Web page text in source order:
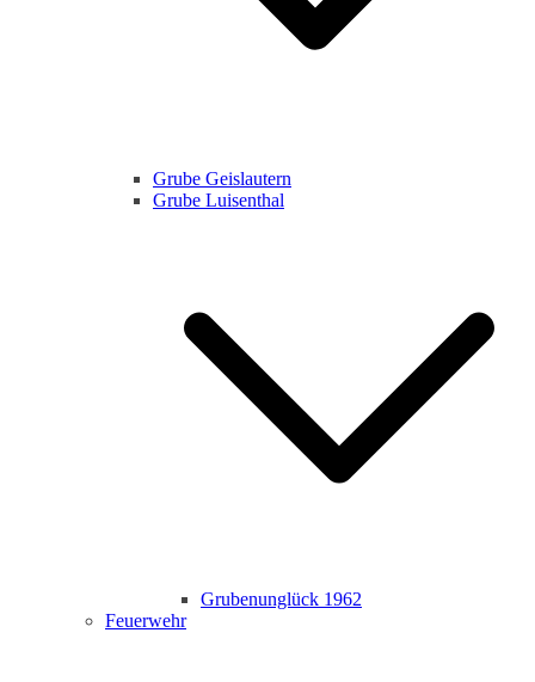
Grube Geislautern
Grube Luisenthal
Grubenunglück 1962
Feuerwehr